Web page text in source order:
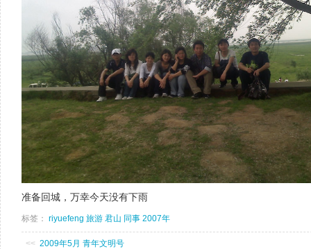
准备回城，万幸今天没有下雨
标签： riyuefeng 旅游 君山 同事 2007年
<< 2009年5月 青年文明号